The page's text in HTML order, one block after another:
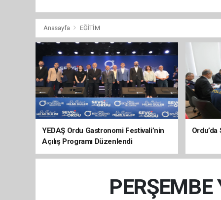
Anasayfa EĞİTİM
YEDAŞ Ordu Gastronomi Festivali’nin
Açılış Programı Düzenlendi